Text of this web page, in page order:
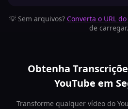
💡 Sem arquivos? Converta o URL
de carregar.
Obtenha
YouTube em
Transforme qualquer vídeo do